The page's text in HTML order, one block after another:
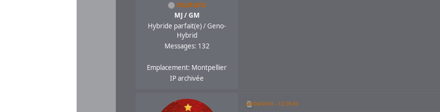
nunurs
MJ / GM
Hybride parfait(e) / Geno-
Hybrid
Messages: 132
Emplacement: Montpellier
IP archivée
04/04/2016 - 12:39:43